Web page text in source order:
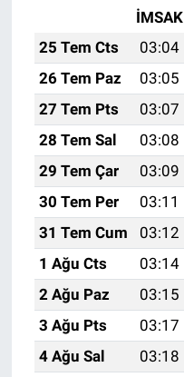
İMSAK
25 Tem Cts
03:04
26 Tem Paz
03:05
27 Tem Pts
03:07
28 Tem Sal
03:08
29 Tem Çar
03:09
30 Tem Per
03:11
31 Tem Cum
03:12
1 Ağu Cts
03:14
2 Ağu Paz
03:15
3 Ağu Pts
03:17
4 Ağu Sal
03:18